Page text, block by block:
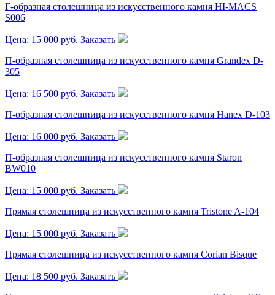
Г-образная столешница из искусственного камня HI-MACS
S006
Цена: 15 000 руб. Заказать
П-образная столешница из искусственного камня Grandex D-
305
Цена: 16 500 руб. Заказать
П-образная столешница из искусственного камня Hanex D-103
Цена: 16 000 руб. Заказать
П-образная столешница из искусственного камня Staron
BW010
Цена: 15 000 руб. Заказать
Прямая столешница из искусственного камня Tristone A-104
Цена: 15 000 руб. Заказать
Прямая столешница из искусственного камня Corian Bisque
Цена: 18 500 руб. Заказать